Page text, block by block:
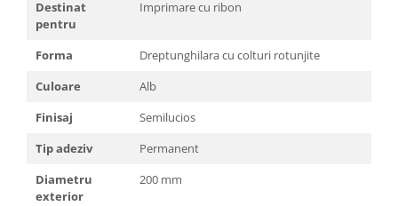
Destinat
pentru
Imprimare cu ribon
Forma
Dreptunghilara cu colturi rotunjite
Culoare
Alb
Finisaj
Semilucios
Tip adeziv
Permanent
Diametru
exterior
200 mm